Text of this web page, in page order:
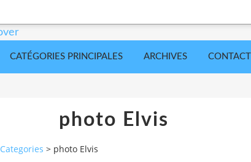
CATÉGORIES PRINCIPALES ARCHIVES CONTACT
photo Elvis
Categories > photo Elvis